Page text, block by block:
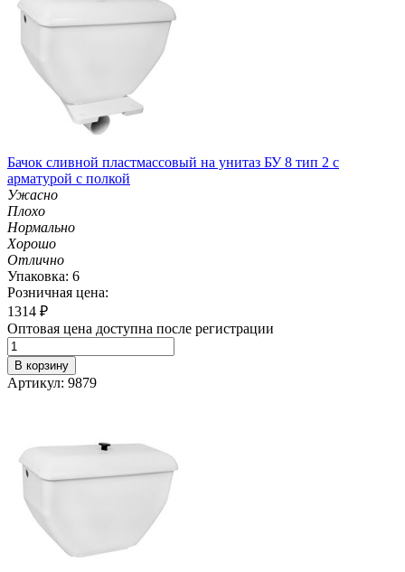
Бачок сливной пластмассовый на унитаз БУ 8 тип 2 с
арматурой с полкой
Ужасно
Плохо
Нормально
Хорошо
Отлично
Упаковка: 6
Розничная цена:
1314 ₽
Оптовая цена доступна после регистрации
В корзину
Артикул: 9879